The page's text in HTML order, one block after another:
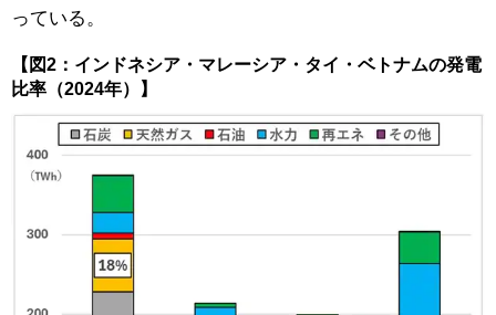
っている。
【図2：インドネシア・マレーシア・タイ・ベトナムの発電
比率（2024年）】